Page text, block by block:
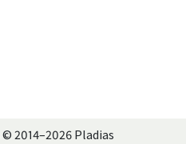
© 2014–2026 Pladias